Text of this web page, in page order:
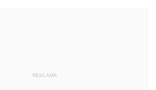
REKLAMA